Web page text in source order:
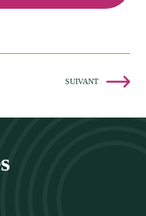
SUIVANT